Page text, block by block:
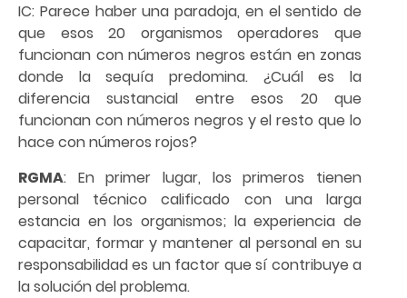
IC: Parece haber una paradoja, en el sentido de
que esos 20 organismos operadores que
funcionan con números negros están en zonas
donde la sequía predomina. ¿Cuál es la
diferencia sustancial entre esos 20 que
funcionan con números negros y el resto que lo
hace con números rojos?
RGMA: En primer lugar, los primeros tienen
personal técnico calificado con una larga
estancia en los organismos; la experiencia de
capacitar, formar y mantener al personal en su
responsabilidad es un factor que sí contribuye a
la solución del problema.